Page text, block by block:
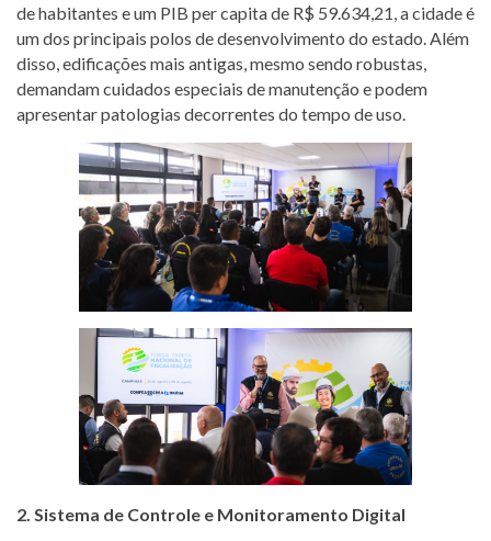
de habitantes e um PIB per capita de R$ 59.634,21, a cidade é
um dos principais polos de desenvolvimento do estado. Além
disso, edificações mais antigas, mesmo sendo robustas,
demandam cuidados especiais de manutenção e podem
apresentar patologias decorrentes do tempo de uso.
2. Sistema de Controle e Monitoramento Digital